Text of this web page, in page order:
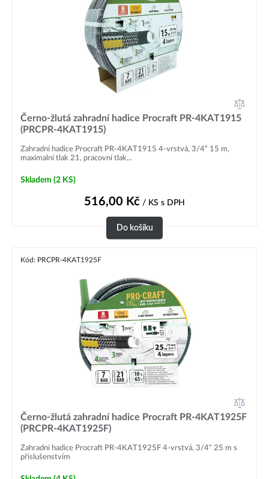
Černo-žlutá zahradní hadice Procraft PR-4KAT1915
(PRCPR-4KAT1915)
Zahradní hadice Procraft PR-4KAT1915 4-vrstvá, 3/4“ 15 m,
maxímalní tlak 21, pracovní tlak...
Skladem (2 KS)
516,00 Kč / KS s DPH
Do košíku
Kód: PRCPR-4KAT1925F
Černo-žlutá zahradní hadice Procraft PR-4KAT1925F
(PRCPR-4KAT1925F)
Zahradní hadice Procraft PR-4KAT1925F 4-vrstvá, 3/4“ 25 m s
příslušenstvím